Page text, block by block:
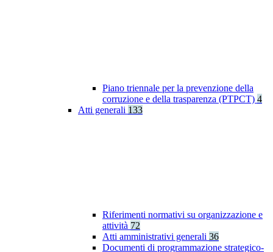
Piano triennale per la prevenzione della
corruzione e della trasparenza (PTPCT) 4
Atti generali 133
Riferimenti normativi su organizzazione e
attività 72
Atti amministrativi generali 36
Documenti di programmazione strategico-